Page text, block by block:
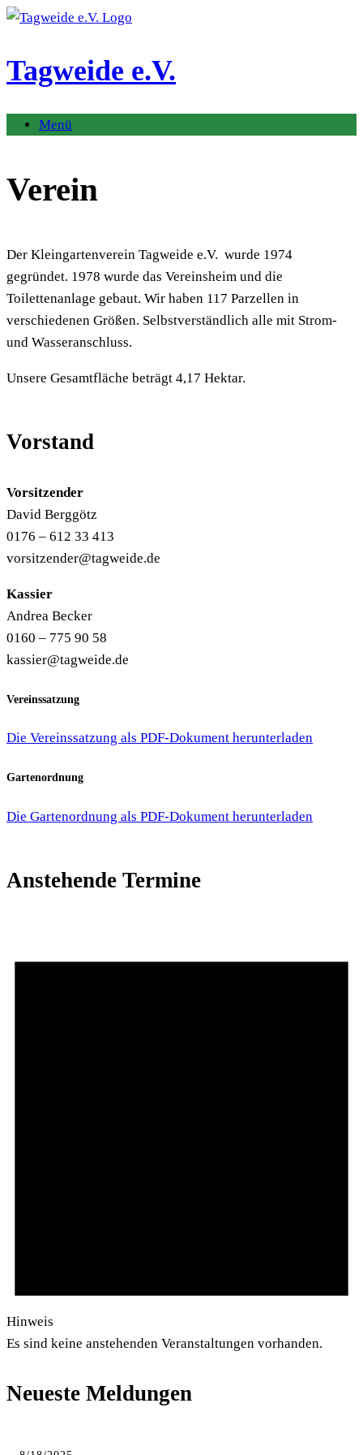
Zum
springen
Tagweide e.V.
Menü
Verein
Der Kleingartenverein Tagweide e.V. wurde 1974
gegründet. 1978 wurde das Vereinsheim und die
Toilettenanlage gebaut. Wir haben 117 Parzellen in
verschiedenen Größen. Selbstverständlich alle mit Strom-
und Wasseranschluss.
Unsere Gesamtfläche beträgt 4,17 Hektar.
Vorstand
Vorsitzender
David Berggötz
0176 – 612 33 413
vorsitzender@tagweide.de
Kassier
Andrea Becker
0160 – 775 90 58
kassier@tagweide.de
Vereinssatzung
Die Vereinssatzung als PDF-Dokument herunterladen
Gartenordnung
Die Gartenordnung als PDF-Dokument herunterladen
Anstehende Termine
Hinweis
Es sind keine anstehenden Veranstaltungen vorhanden.
Neueste Meldungen